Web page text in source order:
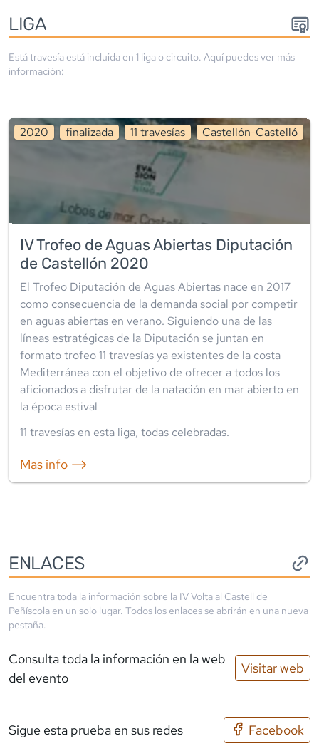
LIGA
Está travesía está incluida en 1 liga o circuito. Aquí puedes ver más
información:
2020 finalizada 11 travesías Castellón-Castelló
IV Trofeo de Aguas Abiertas Diputación
de Castellón 2020
El Trofeo Diputación de Aguas Abiertas nace en 2017
como consecuencia de la demanda social por competir
en aguas abiertas en verano. Siguiendo una de las
líneas estratégicas de la Diputación se juntan en
formato trofeo 11 travesías ya existentes de la costa
Mediterránea con el objetivo de ofrecer a todos los
aficionados a disfrutar de la natación en mar abierto en
la época estival
11 travesías en esta liga, todas celebradas.
Mas info ⟶
ENLACES
Encuentra toda la información sobre la IV Volta al Castell de
Peñíscola en un solo lugar. Todos los enlaces se abrirán en una nueva
pestaña.
Consulta toda la información en la web
del evento
Visitar web
Sigue esta prueba en sus redes Facebook